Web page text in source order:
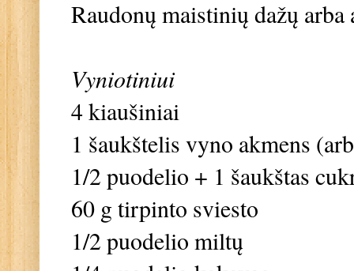
Raudonų maistinių dažų
Vyniotiniui
4 kiaušiniai
1 šaukštelis vyno akmens
1/2 puodelio + 1 šaukštas
60 g tirpinto sviesto
1/2 puodelio miltų